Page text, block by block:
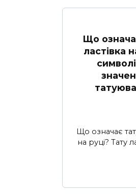
Що
ластівка
Що означає
на руці? Тату